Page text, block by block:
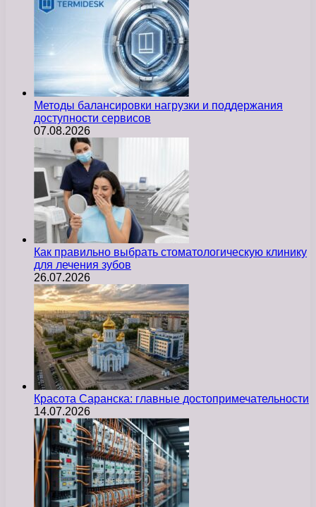
Методы балансировки нагрузки и поддержания
доступности сервисов
07.08.2026
Как правильно выбрать стоматологическую клинику
для лечения зубов
26.07.2026
Красота Саранска: главные достопримечательности
14.07.2026